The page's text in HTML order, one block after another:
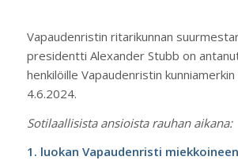
Vapaudenristin ritarikunnan
presidentti Alexander Stubb on
henkilöille Vapaudenristin
4.6.2024.
Sotilaallisista ansioista rauhan aikana:
1. luokan Vapaudenristi miekkoineen